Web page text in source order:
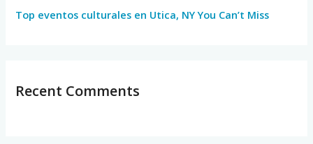
Top eventos culturales en Utica, NY You Can’t Miss
Recent Comments